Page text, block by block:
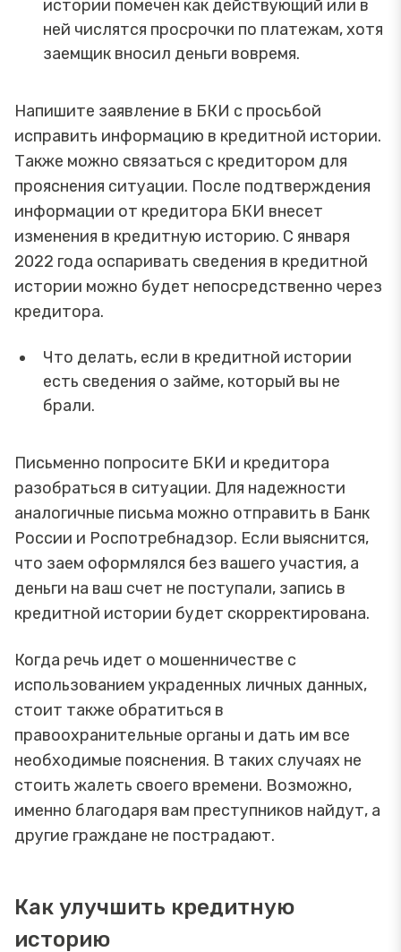
истории помечен как действующий или в
ней числятся просрочки по платежам, хотя
заемщик вносил деньги вовремя.
Напишите заявление в БКИ с просьбой
исправить информацию в кредитной истории.
Также можно связаться с кредитором для
прояснения ситуации. После подтверждения
информации от кредитора БКИ внесет
изменения в кредитную историю. С января
2022 года оспаривать сведения в кредитной
истории можно будет непосредственно через
кредитора.
Что делать, если в кредитной истории
есть сведения о займе, который вы не
брали.
Письменно попросите БКИ и кредитора
разобраться в ситуации. Для надежности
аналогичные письма можно отправить в Банк
России и Роспотребнадзор. Если выяснится,
что заем оформлялся без вашего участия, а
деньги на ваш счет не поступали, запись в
кредитной истории будет скорректирована.
Когда речь идет о мошенничестве с
использованием украденных личных данных,
стоит также обратиться в
правоохранительные органы и дать им все
необходимые пояснения. В таких случаях не
стоить жалеть своего времени. Возможно,
именно благодаря вам преступников найдут, а
другие граждане не пострадают.
Как улучшить кредитную
историю